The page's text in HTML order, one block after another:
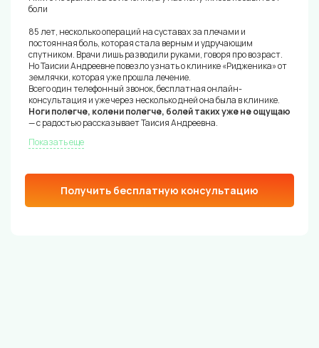
боли
85 лет, несколько операций на суставах за плечами и
постоянная боль, которая стала верным и удручающим
спутником. Врачи лишь разводили руками, говоря про возраст.
Но Таисии Андреевне повезло узнать о клинике «Ридженика» от
землячки, которая уже прошла лечение.
Всего один телефонный звонок, бесплатная онлайн-
консультация и уже через несколько дней она была в клинике.
Ноги полегче, колени полегче, болей таких уже не ощущаю
— с радостью рассказывает Таисия Андреевна.
Показать еще
Получить бесплатную консультацию